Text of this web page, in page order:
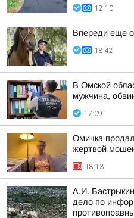
12:10
Впереди еще
18:42
В Омской
мужчина,
17:09
Омичка
жертвой
18:13
А.И.
дело по